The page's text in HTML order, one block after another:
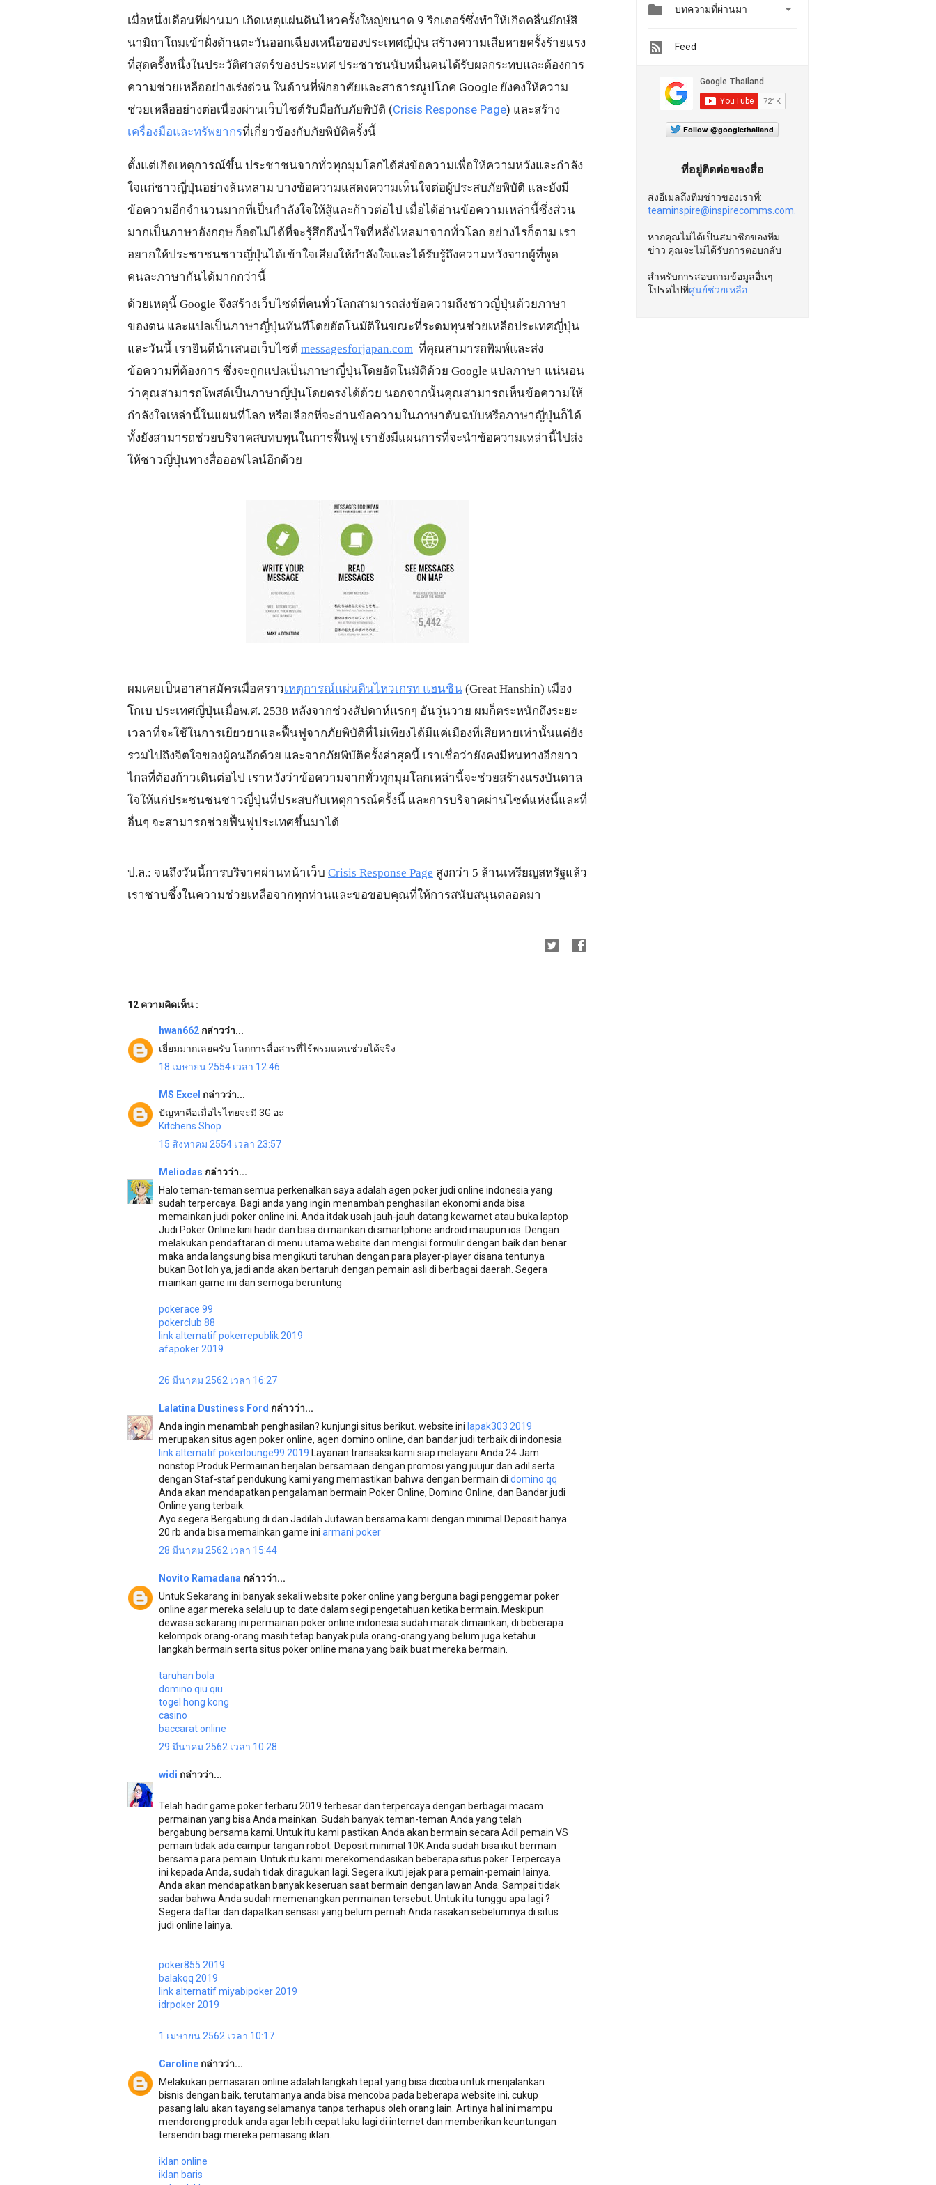
เมื่อหนึ่งเดือนที่ผ่านมา เกิดเหตุแผ่นดินไหวครั้งใหญ่ขนาด 9 ริกเตอร์ซึ่งทำให้เกิดคลื่นยักษ์สึ
นามิถาโถมเข้าฝั่งด้านตะวันออกเฉียงเหนือของประเทศญี่ปุ่น สร้างความเสียหายครั้งร้ายแรง
ที่สุดครั้งหนึ่งในประวัติศาสตร์ของประเทศ ประชาชนนับหมื่นคนได้รับผลกระทบและต้องการ
ความช่วยเหลืออย่างเร่งด่วน ในด้านที่พักอาศัยและสาธารณูปโภค Google ยังคงให้ความ
ช่วยเหลืออย่างต่อเนื่องผ่านเว็บไซต์รับมือกับภัยพิบัติ (Crisis Response Page) และสร้าง
เครื่องมือและทรัพยากรที่เกี่ยวข้องกับภัยพิบัติครั้งนี้
ตั้งแต่เกิดเหตุการณ์ขึ้น ประชาชนจากทั่วทุกมุมโลกได้ส่งข้อความเพื่อให้ความหวังและกำลัง
ใจแก่ชาวญี่ปุ่นอย่างล้นหลาม บางข้อความแสดงความเห็นใจต่อผู้ประสบภัยพิบัติ และยังมี
ข้อความอีกจำนวนมากที่เป็นกำลังใจให้สู้และก้าวต่อไป เมื่อได้อ่านข้อความเหล่านี้ซึ่งส่วน
มากเป็นภาษาอังกฤษ ก็อดไม่ได้ที่จะรู้สึกถึงน้ำใจที่หลั่งไหลมาจากทั่วโลก อย่างไรก็ตาม เรา
อยากให้ประชาชนชาวญี่ปุ่นได้เข้าใจเสียงให้กำลังใจและได้รับรู้ถึงความหวังจากผู้ที่พูด
คนละภาษากันได้มากกว่านี้
ด้วยเหตุนี้ Google จึงสร้างเว็บไซต์ที่คนทั่วโลกสามารถส่งข้อความถึงชาวญี่ปุ่นด้วยภาษา
ของตน และแปลเป็นภาษาญี่ปุ่นทันทีโดยอัตโนมัติในขณะที่ระดมทุนช่วยเหลือประเทศญี่ปุ่น
และวันนี้ เรายินดีนำเสนอเว็บไซต์ messagesforjapan.com
  ที่คุณสามารถพิมพ์และส่ง
ข้อความที่ต้องการ ซึ่งจะถูกแปลเป็นภาษาญี่ปุ่นโดยอัตโนมัติด้วย Google แปลภาษา แน่นอน
ว่าคุณสามารถโพสต์เป็นภาษาญี่ปุ่นโดยตรงได้ด้วย นอกจากนั้นคุณสามารถเห็นข้อความให้
กำลังใจเหล่านี้ในแผนที่โลก หรือเลือกที่จะอ่านข้อความในภาษาต้นฉบับหรือภาษาญี่ปุ่นก็ได้
ทั้งยังสามารถช่วยบริจาคสบทบทุนในการฟื้นฟู เรายังมีแผนการที่จะนำข้อความเหล่านี้ไปส่ง
ให้ชาวญี่ปุ่นทางสื่อออฟไลน์อีกด้วย
ผมเคยเป็นอาสาสมัครเมื่อคราวเหตุการณ์แผ่นดินไหวเกรท แฮนชิน (Great Hanshin) เมือง
โกเบ ประเทศญี่ปุ่นเมื่อพ.ศ. 2538 หลังจากช่วงสัปดาห์แรกๆ อันวุ่นวาย ผมก็ตระหนักถึงระยะ
เวลาที่จะใช้ในการเยียวยาและฟื้นฟูจากภัยพิบัติที่ไม่เพียงได้มีแค่เมืองที่เสียหายเท่านั้นแต่ยัง
รวมไปถึงจิตใจของผู้คนอีกด้วย และจากภัยพิบัติครั้งล่าสุดนี้ เราเชื่อว่ายังคงมีหนทางอีกยาว
ไกลที่ต้องก้าวเดินต่อไป เราหวังว่าข้อความจากทั่วทุกมุมโลกเหล่านี้จะช่วยสร้างแรงบันดาล
ใจให้แก่ประชนชนชาวญี่ปุ่นที่ประสบกับเหตุการณ์ครั้งนี้ และการบริจาคผ่านไซต์แห่งนี้และที่
อื่นๆ จะสามารถช่วยฟื้นฟูประเทศขึ้นมาได้
ป.ล.: จนถึงวันนี้การบริจาคผ่านหน้าเว็บ Crisis Response Page สูงกว่า 5 ล้านเหรียญสหรัฐแล้ว
เราซาบซึ้งในความช่วยเหลือจากทุกท่านและขอขอบคุณที่ให้การสนับสนุนตลอดมา
12 ความคิดเห็น :
hwan662 กล่าวว่า...
เยี่ยมมากเลยครับ โลกการสื่อสารที่ไร้พรมแดนช่วยได้จริง
18 เมษายน 2554 เวลา 12:46
MS Excel กล่าวว่า...
ปัญหาคือเมื่อไรไทยจะมี 3G อะ
Kitchens Shop
15 สิงหาคม 2554 เวลา 23:57
Meliodas กล่าวว่า...
Halo teman-teman semua perkenalkan saya adalah agen poker judi online indonesia yang
sudah terpercaya. Bagi anda yang ingin menambah penghasilan ekonomi anda bisa
memainkan judi poker online ini. Anda itdak usah jauh-jauh datang kewarnet atau buka laptop
Judi Poker Online kini hadir dan bisa di mainkan di smartphone android maupun ios. Dengan
melakukan pendaftaran di menu utama website dan mengisi formulir dengan baik dan benar
maka anda langsung bisa mengikuti taruhan dengan para player-player disana tentunya
bukan Bot loh ya, jadi anda akan bertaruh dengan pemain asli di berbagai daerah. Segera
mainkan game ini dan semoga beruntung
pokerace 99
pokerclub 88
link alternatif pokerrepublik 2019
afapoker 2019
26 มีนาคม 2562 เวลา 16:27
Lalatina Dustiness Ford กล่าวว่า...
Anda ingin menambah penghasilan? kunjungi situs berikut. website ini lapak303 2019
merupakan situs agen poker online, agen domino online, dan bandar judi terbaik di indonesia
link alternatif pokerlounge99 2019 Layanan transaksi kami siap melayani Anda 24 Jam
nonstop Produk Permainan berjalan bersamaan dengan promosi yang juujur dan adil serta
dengan Staf-staf pendukung kami yang memastikan bahwa dengan bermain di domino qq
Anda akan mendapatkan pengalaman bermain Poker Online, Domino Online, dan Bandar judi
Online yang terbaik.
Ayo segera Bergabung di dan Jadilah Jutawan bersama kami dengan minimal Deposit hanya
20 rb anda bisa memainkan game ini armani poker
28 มีนาคม 2562 เวลา 15:44
Novito Ramadana กล่าวว่า...
Untuk Sekarang ini banyak sekali website poker online yang berguna bagi penggemar poker
online agar mereka selalu up to date dalam segi pengetahuan ketika bermain. Meskipun
dewasa sekarang ini permainan poker online indonesia sudah marak dimainkan, di beberapa
kelompok orang-orang masih tetap banyak pula orang-orang yang belum juga ketahui
langkah bermain serta situs poker online mana yang baik buat mereka bermain.
taruhan bola
domino qiu qiu
togel hong kong
casino
baccarat online
29 มีนาคม 2562 เวลา 10:28
widi กล่าวว่า...
Telah hadir game poker terbaru 2019 terbesar dan terpercaya dengan berbagai macam
permainan yang bisa Anda mainkan. Sudah banyak teman-teman Anda yang telah
bergabung bersama kami. Untuk itu kami pastikan Anda akan bermain secara Adil pemain VS
pemain tidak ada campur tangan robot. Deposit minimal 10K Anda sudah bisa ikut bermain
bersama para pemain. Untuk itu kami merekomendasikan beberapa situs poker Terpercaya
ini kepada Anda, sudah tidak diragukan lagi. Segera ikuti jejak para pemain-pemain lainya.
Anda akan mendapatkan banyak keseruan saat bermain dengan lawan Anda. Sampai tidak
sadar bahwa Anda sudah memenangkan permainan tersebut. Untuk itu tunggu apa lagi ?
Segera daftar dan dapatkan sensasi yang belum pernah Anda rasakan sebelumnya di situs
judi online lainya.
poker855 2019
balakqq 2019
link alternatif miyabipoker 2019
idrpoker 2019
1 เมษายน 2562 เวลา 10:17
Caroline กล่าวว่า...
Melakukan pemasaran online adalah langkah tepat yang bisa dicoba untuk menjalankan
bisnis dengan baik, terutamanya anda bisa mencoba pada beberapa website ini, cukup
pasang lalu akan tayang selamanya tanpa terhapus oleh orang lain. Artinya hal ini mampu
mendorong produk anda agar lebih cepat laku lagi di internet dan memberikan keuntungan
tersendiri bagi mereka pemasang iklan.
iklan online
iklan baris
 บทความที่ผ่านมา 
Feed
Follow @googlethailand
ที่อยู่ติดต่อของสื่อ
ส่งอีเมลถึงทีมข่าวของเราที่:
teaminspire@inspirecomms.com.
หากคุณไม่ได้เป็นสมาชิกของทีม
ข่าว คุณจะไม่ได้รับการตอบกลับ
สำหรับการสอบถามข้อมูลอื่นๆ
โปรดไปที่ศูนย์ช่วยเหลือ